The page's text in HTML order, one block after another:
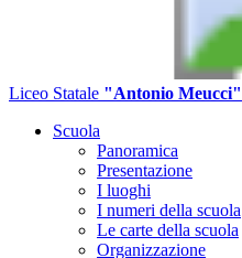
Liceo Statale "Antonio Meucci"
Scuola
Panoramica
Presentazione
I luoghi
I numeri della scuola
Le carte della scuola
Organizzazione